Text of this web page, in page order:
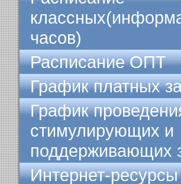
часов)
Расписание ОПТ
График платных
График
стимулирующих и
поддерживающих
Интернет-